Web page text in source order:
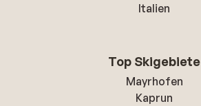
Italien
Top Skigebiete
Mayrhofen
Kaprun